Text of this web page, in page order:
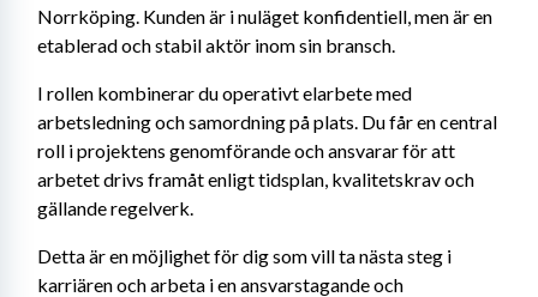
Norrköping. Kunden är i nuläget konfidentiell, men är en
etablerad och stabil aktör inom sin bransch.
I rollen kombinerar du operativt elarbete med
arbetsledning och samordning på plats. Du får en central
roll i projektens genomförande och ansvarar för att
arbetet drivs framåt enligt tidsplan, kvalitetskrav och
gällande regelverk.
Detta är en möjlighet för dig som vill ta nästa steg i
karriären och arbeta i en ansvarstagande och